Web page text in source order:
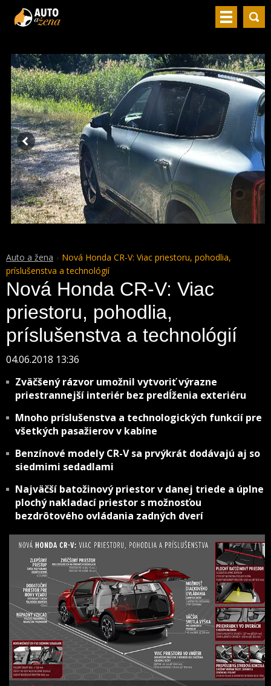
Auto a žena
Nová Honda CR-V: Viac priestoru, pohodlia,
príslušenstva a technológií
Nová Honda CR-V: Viac
priestoru, pohodlia,
príslušenstva a technológií
04.06.2018 13:36
Zväčšený rázvor umožnil vytvoriť výrazne
priestrannejší interiér bez predĺženia exteriéru
Mnoho príslušenstva a technologických funkcií pre
všetkých pasažierov v kabíne
Benzínové modely CR-V sa prvýkrát dodávajú aj so
siedmimi sedadlami
Najväčší batožinový priestor v danej triede a úplne
plochý nakladací priestor s možnosťou
bezdrôtového ovládania zadných dverí